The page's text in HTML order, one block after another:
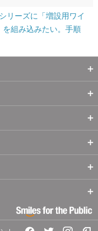
リーズに「増設用ワイ
を組み込みたい。手順